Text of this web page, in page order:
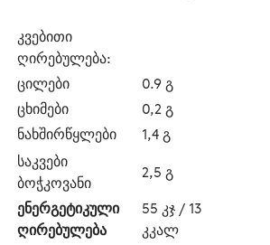
კვებითი
ღირებულება:
ცილები
0.9 გ
ცხიმები
0,2 გ
ნახშირწყლები
1,4 გ
საკვები
ბოჭკოვანი
2,5 გ
ენერგეტიკული
ღირებულება
55 კჯ / 13
კკალ